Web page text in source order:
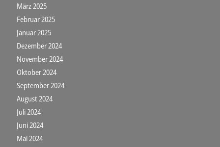
März 2025
Februar 2025
Januar 2025
Dezember 2024
November 2024
Oktober 2024
September 2024
August 2024
Juli 2024
Juni 2024
Mai 2024